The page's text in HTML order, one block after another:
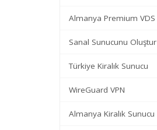
Almanya Premium VDS
Sanal Sunucunu Oluştur
Türkiye Kiralık Sunucu
WireGuard VPN
Almanya Kiralık Sunucu